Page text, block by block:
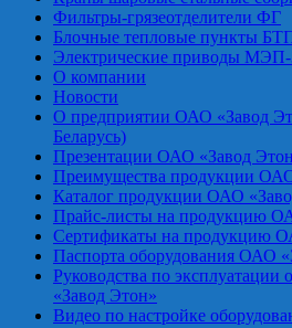
Фильтры-грязеотделители ФГ
Блочные тепловые пункты
Электрические приводы МЭП-
О компании
Новости
О предприятии ОАО «Завод
Беларусь)
Презентации ОАО «Завод
Преимущества продукции
Каталог продукции ОАО
Прайс-листы на продукцию
Сертификаты на продукцию
Паспорта оборудования ОАО
Руководства по
«Завод Этон»
Видео по настройке